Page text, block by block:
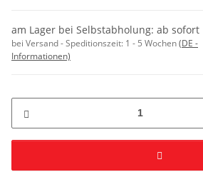
am Lager bei Selbstabholung: ab sofort
bei Versand - Speditionszeit: 1 - 5 Wochen(DE -
Informationen)